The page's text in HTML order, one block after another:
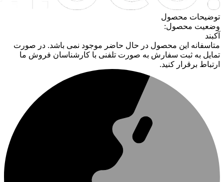
توضیحات محصول
وضعیت محصول:
آکبند
متاسفانه این محصول در حال حاضر موجود نمی باشد. در صورت
تمایل به ثبت سفارش به صورت تلفنی با کارشناسان فروش ما
ارتباط برقرار کنید.